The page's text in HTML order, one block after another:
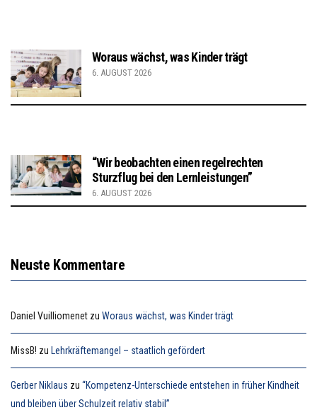
Woraus wächst, was Kinder trägt
6. AUGUST 2026
“Wir beobachten einen regelrechten
Sturzflug bei den Lernleistungen”
6. AUGUST 2026
Neuste Kommentare
Daniel Vuilliomenet zu Woraus wächst, was Kinder trägt
MissB! zu Lehrkräftemangel – staatlich gefördert
Gerber Niklaus zu “Kompetenz-Unterschiede entstehen in früher Kindheit
und bleiben über Schulzeit relativ stabil”